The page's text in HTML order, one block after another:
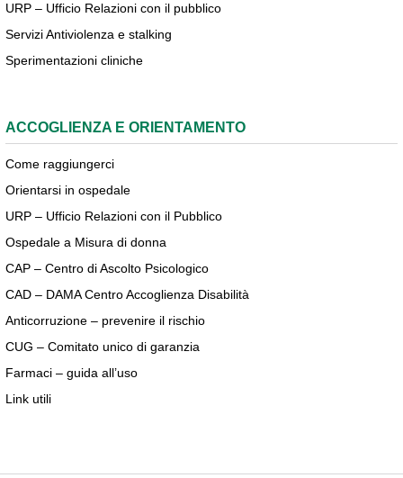
URP – Ufficio Relazioni con il pubblico
Servizi Antiviolenza e stalking
Sperimentazioni cliniche
ACCOGLIENZA E ORIENTAMENTO
Come raggiungerci
Orientarsi in ospedale
URP – Ufficio Relazioni con il Pubblico
Ospedale a Misura di donna
CAP – Centro di Ascolto Psicologico
CAD – DAMA Centro Accoglienza Disabilità
Anticorruzione – prevenire il rischio
CUG – Comitato unico di garanzia
Farmaci – guida all’uso
Link utili